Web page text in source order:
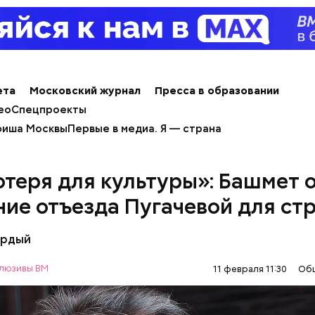
Московский журнал
Пресса в образовании
Спецпроекты
МосквыПервые в медиа. Я — страна
для культуры»: Башмет
отъезда Пугачевой для
ВМ 11 февраля 11:30
много сахара, который представлен
— это хорошо, потому что дает энергию.
с сахарным диабетом и лишним весом, —